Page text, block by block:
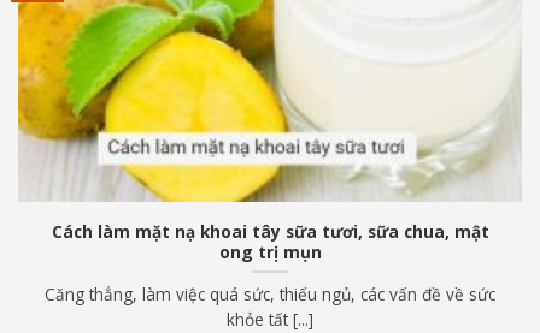
Cách làm mặt nạ khoai tây sữa tươi, sữa chua, mật
ong trị mụn
Căng thẳng, làm việc quá sức, thiếu ngủ, các vấn đề về sức
khỏe tất [...]